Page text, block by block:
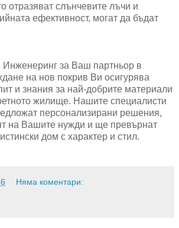
отразяват слънчевите лъчи и
ефективност, могат да бъдат
Инженеринг за Ваш партньор в
на нов покрив Ви осигурява
и знания за най-добрите материали
жилище. Нашите специалисти
персонализирани решения,
на Вашите нужди и ще превърнат
дом с характер и стил.
Няма коментари: